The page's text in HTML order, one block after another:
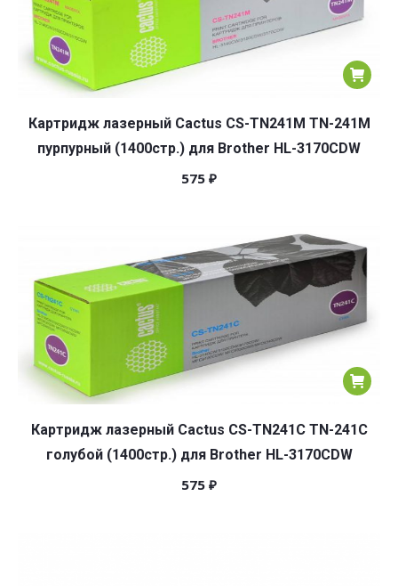
Картридж лазерный Cactus CS-TN241M TN-241M
пурпурный (1400стр.) для Brother HL-3170CDW
575 ₽
Картридж лазерный Cactus CS-TN241C TN-241C
голубой (1400стр.) для Brother HL-3170CDW
575 ₽